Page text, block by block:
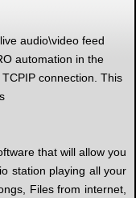
audio\video feed
automation in the
connection. This
that will allow you
station playing all your
Files from internet,